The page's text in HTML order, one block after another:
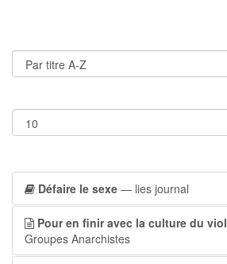
Défaire le sexe — lies journal
Pour en finir avec la culture du viol
Groupes Anarchistes